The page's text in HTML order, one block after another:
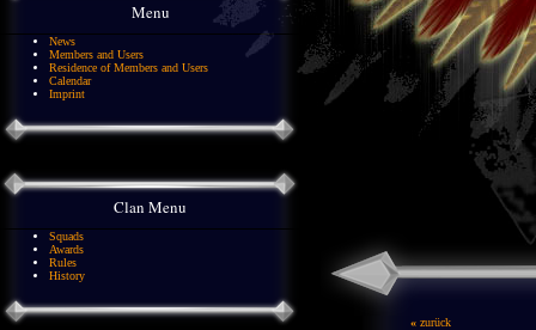
Menu
News
Members and Users
Residence of Members and Users
Calendar
Imprint
Clan Menu
Squads
Awards
Rules
History
« zurück